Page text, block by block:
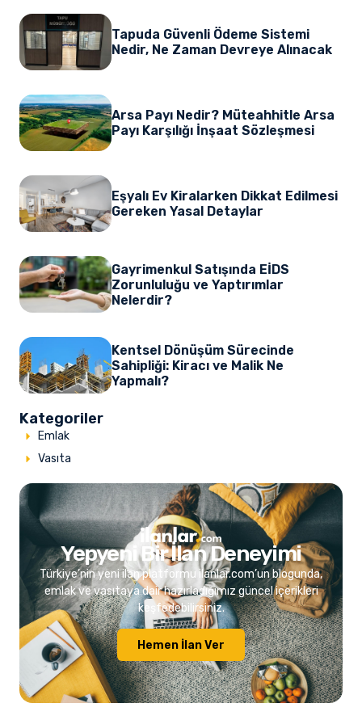
Tapuda Güvenli Ödeme Sistemi
Nedir, Ne Zaman Devreye Alınacak
Arsa Payı Nedir? Müteahhitle Arsa
Payı Karşılığı İnşaat Sözleşmesi
Eşyalı Ev Kiralarken Dikkat Edilmesi
Gereken Yasal Detaylar
Gayrimenkul Satışında EİDS
Zorunluluğu ve Yaptırımlar
Nelerdir?
Kentsel Dönüşüm Sürecinde
Sahipliği: Kiracı ve Malik Ne
Yapmalı?
Kategoriler
Emlak
Vasıta
Yepyeni Bir İlan Deneyimi
Türkiye’nin yeni ilan platformu ilanlar.com’un blogunda,
emlak ve vasıtaya dair hazırladığımız güncel içerikleri
keşfedebilirsiniz.
Hemen İlan Ver